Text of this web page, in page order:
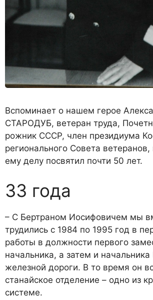
Вспоминает о нашем герое
СТАРОДУБ, ветеран труда,
рожник СССР, член президиума
регионального Совета
ему делу посвятил почти 50 лет.
33 года
– С Бертраном Иосифовичем мы
трудились с 1984 по 1995 год в
работы в должности первого
начальника, а затем и
железной доро­ги. В то время он
станайское отделение – одно из
системе.